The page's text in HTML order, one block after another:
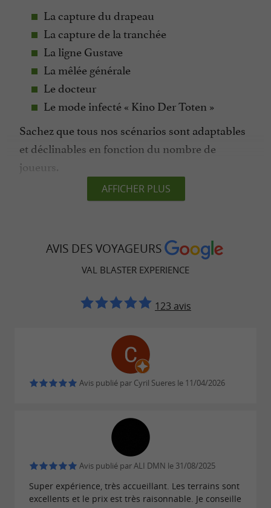
La capture du drapeau
La capture de la tranchée
La ligne Gustave
La mêlée générale
Le docteur
Le mode infecté « Kino Der Toten »
Sachez que tous nos scénarios sont adaptables
et déclinables en fonction du nombre de
joueurs.
De bons équipements sont indispensables en
paintball. Pour que nos joueurs puissent passer
agréable momentets’amuser en toute
une panoplie de matériel(Lanceur ou marqueur
à air comprimé / Loader / Bouteille d’air comprimé /
Masque de protection antibuée / Plastron / Protège-
Lepaintballest souvent exposé à certains
clichés. Ce loisir serait violent, douloureux et
réservé aux hommes. Pourtant, le paintball
AFFICHER PLUS
AVIS DES VOYAGEURS
VAL BLASTER EXPERIENCE
123 avis
Avis publié par Cyril Sueres le 11/04/2026
Avis publié par ALI DMN le 31/08/2025
Super expérience, très accueillant. Les terrains sont
excellents et le prix est très raisonnable. Je conseille